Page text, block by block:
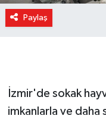
Paylaş
İzmir'de sokak
imkanlarla ve